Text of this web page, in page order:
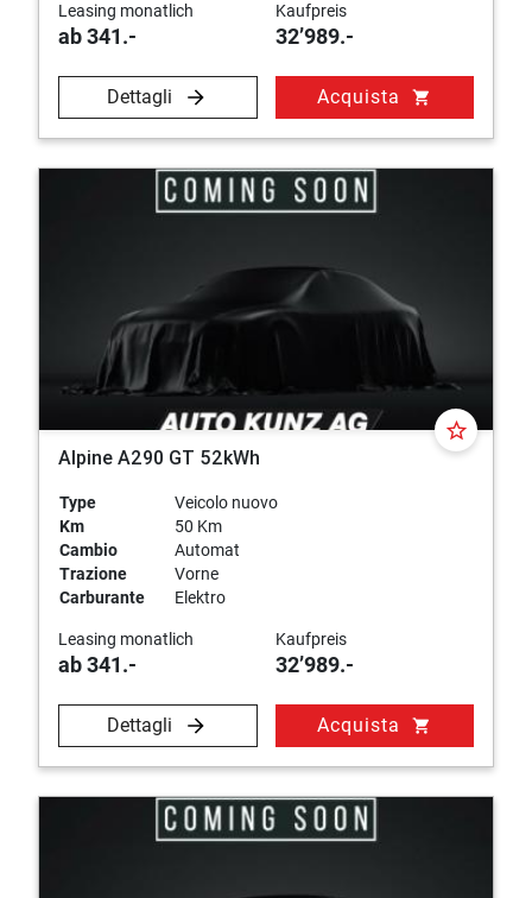
Leasing monatlich
ab 341.-
Kaufpreis
32’989.-
Dettagli Acquista shopping_cart
star_border
Alpine A290 GT 52kWh
Type
Veicolo nuovo
Km
50 Km
Cambio
Automat
Trazione
Vorne
Carburante
Elektro
Leasing monatlich
ab 341.-
Kaufpreis
32’989.-
Dettagli Acquista shopping_cart